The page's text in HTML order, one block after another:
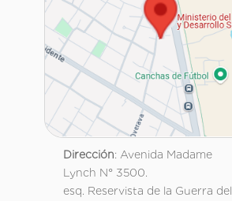
Dirección: Avenida Madame
Lynch N° 3500.
esq. Reservista de la Guerra del